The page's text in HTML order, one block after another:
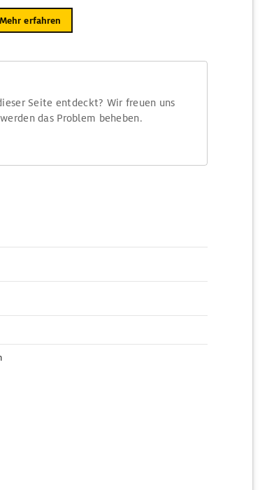
Mehr erfahren
Seite entdeckt? Wir freuen uns
das Problem beheben.